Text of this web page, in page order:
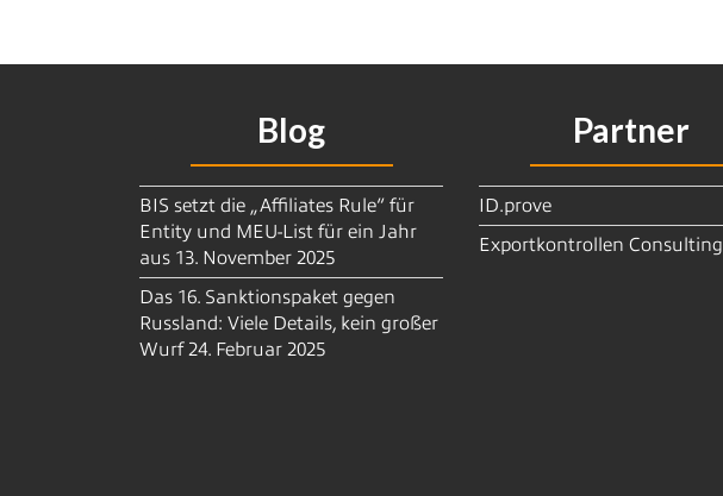
Blog
BIS setzt die „Affiliates Rule“ für
Entity und MEU-List für ein Jahr
aus 13. November 2025
Das 16. Sanktionspaket gegen
Russland: Viele Details, kein großer
Wurf 24. Februar 2025
Partner
ID.prove
Exportkontrollen Consulting